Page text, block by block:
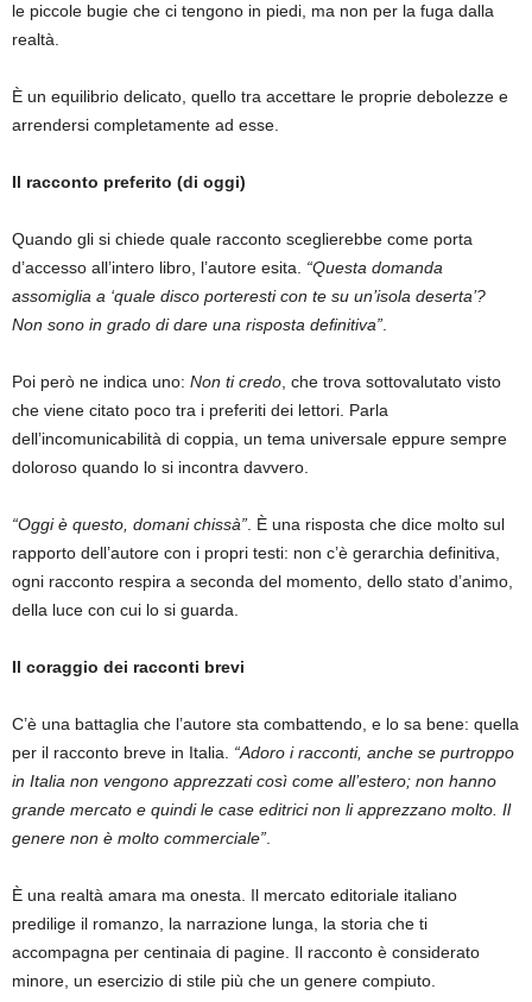
le piccole bugie che ci tengono in piedi, ma non per la fuga dalla
realtà.
È un equilibrio delicato, quello tra accettare le proprie debolezze e
arrendersi completamente ad esse.
Il racconto preferito (di oggi)
Quando gli si chiede quale racconto sceglierebbe come porta
d’accesso all’intero libro, l’autore esita. “Questa domanda
assomiglia a ‘quale disco porteresti con te su un’isola deserta’?
Non sono in grado di dare una risposta definitiva”.
Poi però ne indica uno: Non ti credo, che trova sottovalutato visto
che viene citato poco tra i preferiti dei lettori. Parla
dell’incomunicabilità di coppia, un tema universale eppure sempre
doloroso quando lo si incontra davvero.
“Oggi è questo, domani chissà”. È una risposta che dice molto sul
rapporto dell’autore con i propri testi: non c’è gerarchia definitiva,
ogni racconto respira a seconda del momento, dello stato d’animo,
della luce con cui lo si guarda.
Il coraggio dei racconti brevi
C’è una battaglia che l’autore sta combattendo, e lo sa bene: quella
per il racconto breve in Italia. “Adoro i racconti, anche se purtroppo
in Italia non vengono apprezzati così come all’estero; non hanno
grande mercato e quindi le case editrici non li apprezzano molto. Il
genere non è molto commerciale”.
È una realtà amara ma onesta. Il mercato editoriale italiano
predilige il romanzo, la narrazione lunga, la storia che ti
accompagna per centinaia di pagine. Il racconto è considerato
minore, un esercizio di stile più che un genere compiuto.